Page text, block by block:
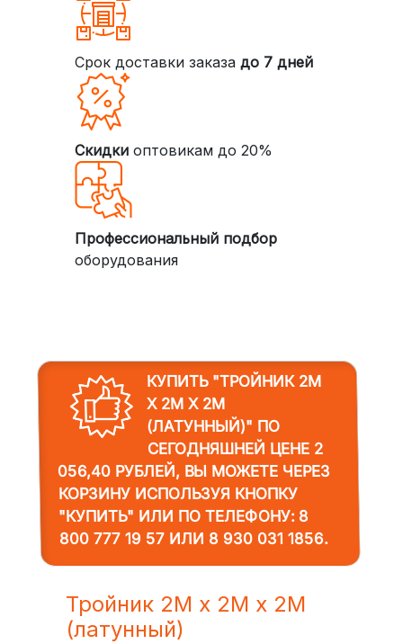
Срок доставки заказа до 7 дней
Скидкиоптовикам до 20%
Профессиональный подбор
оборудования
КУПИТЬ "ТРОЙНИК 2M
Х 2M Х 2M
(ЛАТУННЫЙ)" ПО
СЕГОДНЯШНЕЙ ЦЕНЕ 2
056,40 РУБЛЕЙ, ВЫ МОЖЕТЕ ЧЕРЕЗ
КОРЗИНУ ИСПОЛЬЗУЯ КНОПКУ
"КУПИТЬ" ИЛИ ПО ТЕЛЕФОНУ: 8
800 777 19 57ИЛИ 8 930 031 1856.
Тройник 2M х 2M х 2M
(латунный)